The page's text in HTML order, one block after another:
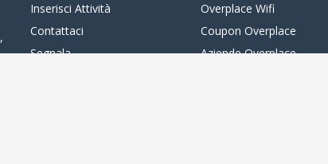
,
Inserisci Attività
Contattaci
Segnala
Overplace Wifi
Coupon Overplace
Aziende Overplace